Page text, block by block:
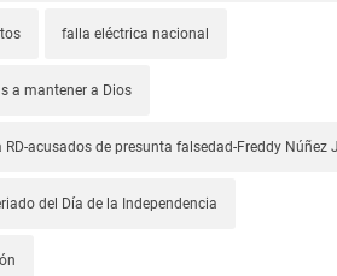
falla eléctrica nacional
a mantener a Dios
acusados de presunta falsedad-Freddy Núñez
del Día de la Independencia